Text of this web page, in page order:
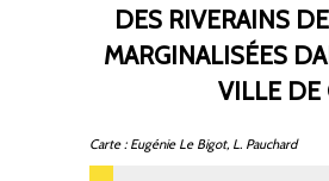
DES RIVERAINS
MARGINALISÉES
VILLE DE
Carte : Eugénie Le Bigot, L. Pauchard